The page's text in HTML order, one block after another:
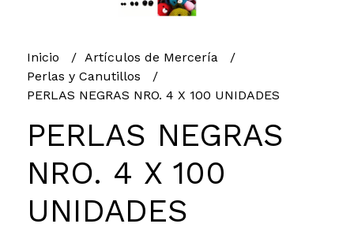
Inicio
Artículos de Mercería
Perlas y Canutillos
PERLAS NEGRAS NRO. 4 X 100 UNIDADES
PERLAS NEGRAS
NRO. 4 X 100
UNIDADES